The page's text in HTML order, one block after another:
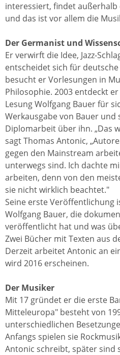
interessiert, findet außerhalb
und das ist vor allem die
Der Germanist und
Er verwirft die Idee, Jazz-
entscheidet sich für
besucht er Vorlesungen in
Philosophie. 2003 entdeckt
Lesung Wolfgang Bauer für
Werkausgabe von Bauer und
Diplomarbeit über ihn. „Das
sagt Thomas Antonic,
gegen den Mainstream
unterwegs sind. Ich dachte
arbeiten, denn von den
sie nicht wirklich beachtet."
Seine erste Veröffentlichung
Wolfgang Bauer, die
veröffentlicht hat und was
Zwei Bücher mit Texten aus
Derzeit arbeitet Antonic an
wird 2016 erscheinen.
Der Musiker
Mit 17 gründet er die erste
Mitteleuropa" besteht von
unterschiedlichen
Anfangs spielen sie
Antonic schreibt, später sind